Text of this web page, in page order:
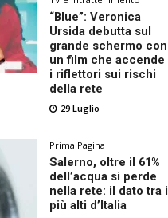
“Blue”: Veronica
Ursida debutta sul
grande schermo con
un film che accende
i riflettori sui rischi
della rete
29 Luglio
Prima Pagina
Salerno, oltre il 61%
dell’acqua si perde
nella rete: il dato tra i
più alti d’Italia